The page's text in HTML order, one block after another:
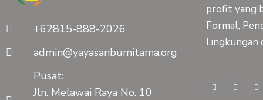
+62815-888-2026
admin@yayasanbumitama.org
Pusat:
Jln. Melawai Raya No. 10
profit yang
Formal,
Lingkungan
F
a
Y
o
I
n